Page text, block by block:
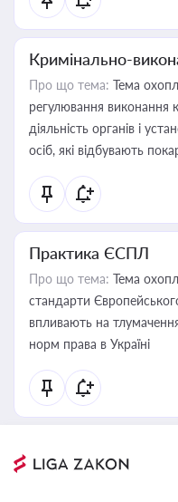
Кримінально-
Про що тема: Тема
регулювання виконання
діяльність органів і
осіб, які відбувають
Практика ЄСПЛ
Про що тема: Тема
стандарти
впливають на
норм права в Україні